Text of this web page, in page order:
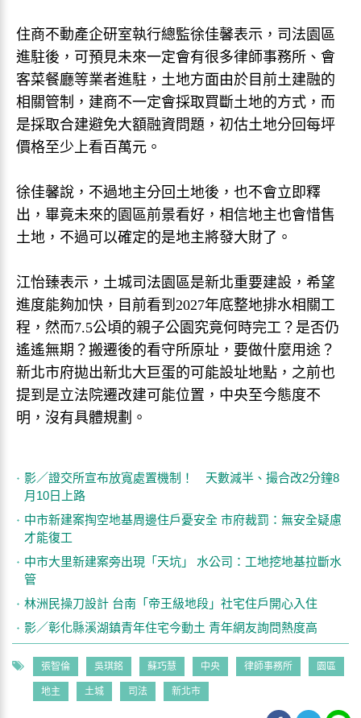
住商不動產企研室執行總監徐佳馨表示，司法園區
進駐後，可預見未來一定會有很多律師事務所、會
客菜餐廳等業者進駐，土地方面由於目前土建融的
相關管制，建商不一定會採取買斷土地的方式，而
是採取合建避免大額融資問題，初估土地分回每坪
價格至少上看百萬元。
徐佳馨說，不過地主分回土地後，也不會立即釋
出，畢竟未來的園區前景看好，相信地主也會惜售
土地，不過可以確定的是地主將發大財了。
江怡臻表示，土城司法園區是新北重要建設，希望
進度能夠加快，目前看到2027年底整地排水相關工
程，然而7.5公頃的親子公園究竟何時完工？是否仍
遙遙無期？搬遷後的看守所原址，要做什麼用途？
新北市府拋出新北大巨蛋的可能設址地點，之前也
提到是立法院遷改建可能位置，中央至今態度不
明，沒有具體規劃。
影／證交所宣布放寬處置機制！ 天數減半、撮合改2分鐘8
月10日上路
中市新建案掏空地基周邊住戶憂安全 市府裁罰：無安全疑慮
才能復工
中市大里新建案旁出現「天坑」 水公司：工地挖地基拉斷水
管
林洲民操刀設計 台南「帝王級地段」社宅住戶開心入住
影／彰化縣溪湖鎮青年住宅今動土 青年網友詢問熱度高
張智倫 吳琪銘 蘇巧慧 中央 律師事務所 園區
地主 土城 司法 新北市